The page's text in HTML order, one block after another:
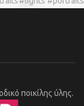
ποικίλης ύλης.